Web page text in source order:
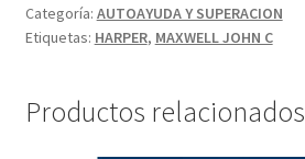
Categoría: AUTOAYUDA Y SUPERACION
Etiquetas: HARPER, MAXWELL JOHN C
Productos relacionados